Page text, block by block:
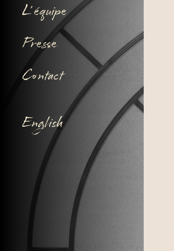
L’ équipe
Presse
Contact
English